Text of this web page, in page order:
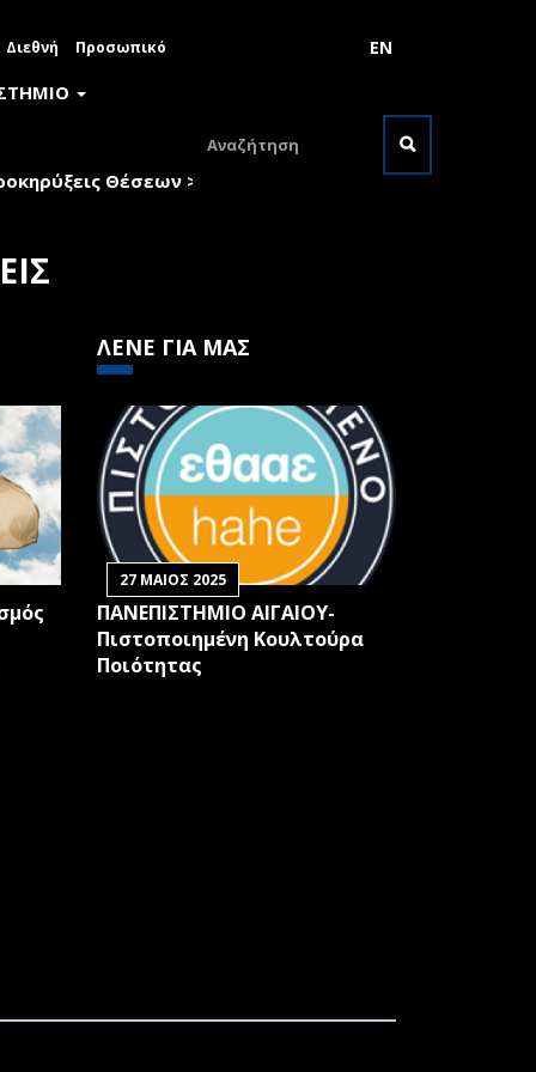
EN
Διεθνή Προσωπικό
Φόρμα
Θέσεων >
ΛΕΝΕ ΓΙΑ ΜΑΣ
27 ΜΑΙΟΣ 2025
ΠΑΝΕΠΙΣΤΗΜΙΟ ΑΙΓΑΙΟΥ-
Πιστοποιημένη Κουλτούρα
Ποιότητας